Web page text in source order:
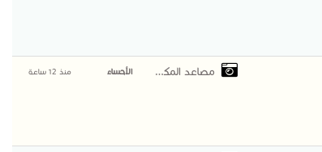
مصاعد المكان الأحساء منذ 12 ساعة